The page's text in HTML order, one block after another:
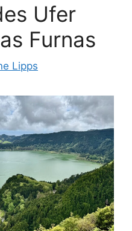
Ufer
Furnas
Lipps